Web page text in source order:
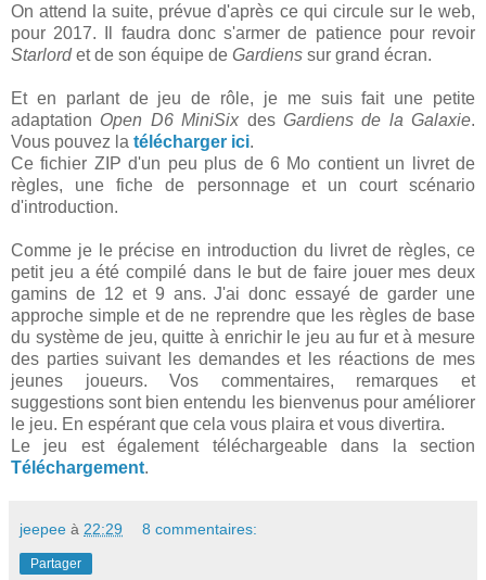
On attend la suite, prévue d'après ce qui circule sur le web,
pour 2017. Il faudra donc s'armer de patience pour revoir
Starlordet de son équipe de Gardiens sur grand écran.
Et en parlant de jeu de rôle, je me suis fait une petite
adaptation Open D6 MiniSix desGardiens de la Galaxie.
Vous pouvez la télécharger ici.
Ce fichier ZIP d'un peu plus de 6 Mo contient un livret de
règles, une fiche de personnage et un court scénario
d'introduction.
Comme je le précise en introduction du livret de règles, ce
petit jeu a été compilé dans le but de faire jouer mes deux
gamins de 12 et 9 ans. J'ai donc essayé de garder une
approche simple et de ne reprendre que les règles de base
du système de jeu, quitte à enrichir le jeu au fur et à mesure
des parties suivant les demandes et les réactions de mes
jeunes joueurs. Vos commentaires, remarques et
suggestions sont bien entendu les bienvenus pour améliorer
le jeu. En espérant que cela vous plaira et vous divertira.
Le jeu est également téléchargeable dans la section
Téléchargement.
jeepee à 22:29 8 commentaires:
Partager